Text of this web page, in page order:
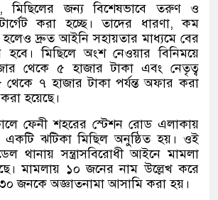
মিছিলের জন্য বিশেষভাবে তরুণ ও
টার্গেট করা হচ্ছে। তাদের ধারণা, কম
হলেও দ্রুত আইনি সহায়তার মাধ্যমে বের
মিছিলে অংশ নেওয়ার বিনিময়ে
থেকে ৫ হাজার টাকা এবং নেতৃত্ব
থেকে ৭ হাজার টাকা পর্যন্ত অফার করা
হয়েছে।
ফেনী শহরের স্টেশন রোড এলাকায়
ঝটিকা মিছিল অনুষ্ঠিত হয়। ওই
থানায় সন্ত্রাসবিরোধী আইনে মামলা
মামলায় ১০ জনের নাম উল্লেখ করে
জনকে অজ্ঞাতনামা আসামি করা হয়।